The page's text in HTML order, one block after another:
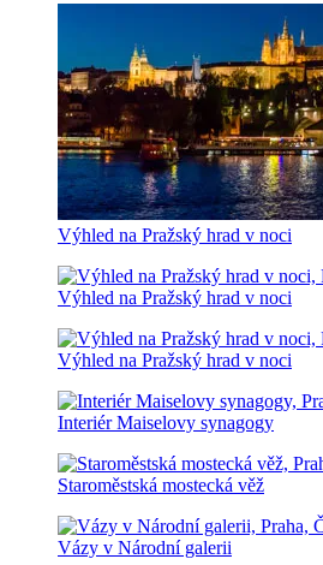
Výhled na Pražský hrad v noci
Výhled na Pražský hrad v noci
Výhled na Pražský hrad v noci
Interiér Maiselovy synagogy
Staroměstská mostecká věž
Vázy v Národní galerii